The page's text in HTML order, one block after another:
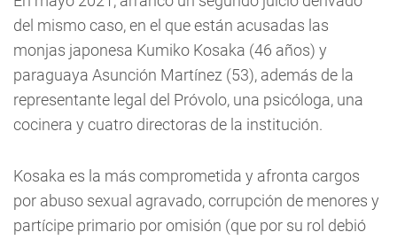
del mismo caso, en el que están acusadas las
monjas japonesa Kumiko Kosaka (46 años) y
paraguaya Asunción Martínez (53), además de la
representante legal del Próvolo, una psicóloga, una
cocinera y cuatro directoras de la institución.
Kosaka es la más comprometida y afronta cargos
por abuso sexual agravado, corrupción de menores y
partícipe primario por omisión (que por su rol debió